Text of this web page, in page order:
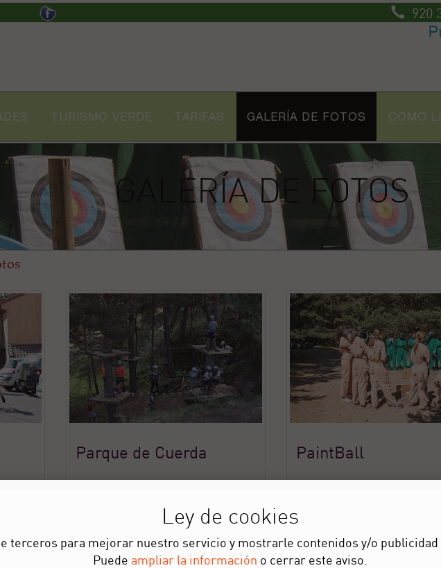
920
TURISMO VERDE TARIFAS GALERÍA DE FOTOS COMO
GALERÍA DE FOTOS
Parque de Cuerda PaintBall
Ley de cookies
terceros para mejorar nuestro servicio y mostrarle contenidos y/o publicidad
Puede ampliar la información o cerrar este aviso.